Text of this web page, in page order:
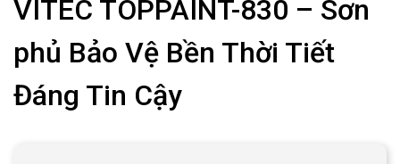
VITEC TOPPAINT-830 – Sơn
phủ Bảo Vệ Bền Thời Tiết
Đáng Tin Cậy